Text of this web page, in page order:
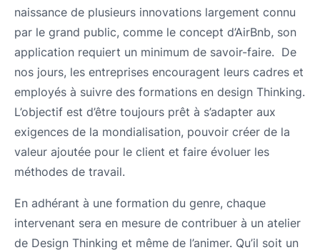
naissance de plusieurs innovations largement connu
par le grand public, comme le concept d’AirBnb, son
application requiert un minimum de savoir-faire. De
nos jours, les entreprises encouragent leurs cadres et
employés à suivre des formations en design Thinking.
L’objectif est d’être toujours prêt à s’adapter aux
exigences de la mondialisation, pouvoir créer de la
valeur ajoutée pour le client et faire évoluer les
méthodes de travail.
En adhérant à une formation du genre, chaque
intervenant sera en mesure de contribuer à un atelier
de Design Thinking et même de l’animer. Qu’il soit un